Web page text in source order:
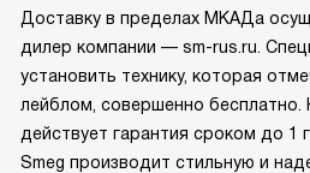
Доставку в пределах МКАДа
дилер компании — sm-rus.ru.
установить технику, которая
лейблом, совершенно
действует гарантия сроком до 1
Smeg производит стильную и